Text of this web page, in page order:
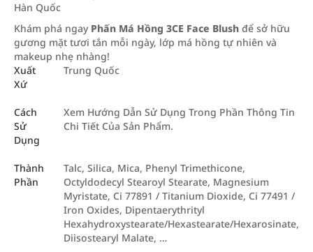
Hàn Quốc
Khám phá ngay Phấn Má Hồng 3CE Face Blush để sở hữu
gương mặt tươi tắn mỗi ngày, lớp má hồng tự nhiên và
makeup nhẹ nhàng!
Xuất
Xứ
Trung Quốc
Cách
Sử
Dụng
Xem Hướng Dẫn Sử Dụng Trong Phần Thông Tin
Chi Tiết Của Sản Phẩm.
Thành
Phần
Talc, Silica, Mica, Phenyl Trimethicone,
Octyldodecyl Stearoyl Stearate, Magnesium
Myristate, Ci 77891 / Titanium Dioxide, Ci 77491 /
Iron Oxides, Dipentaerythrityl
Hexahydroxystearate/Hexastearate/Hexarosinate,
Diisostearyl Malate, …